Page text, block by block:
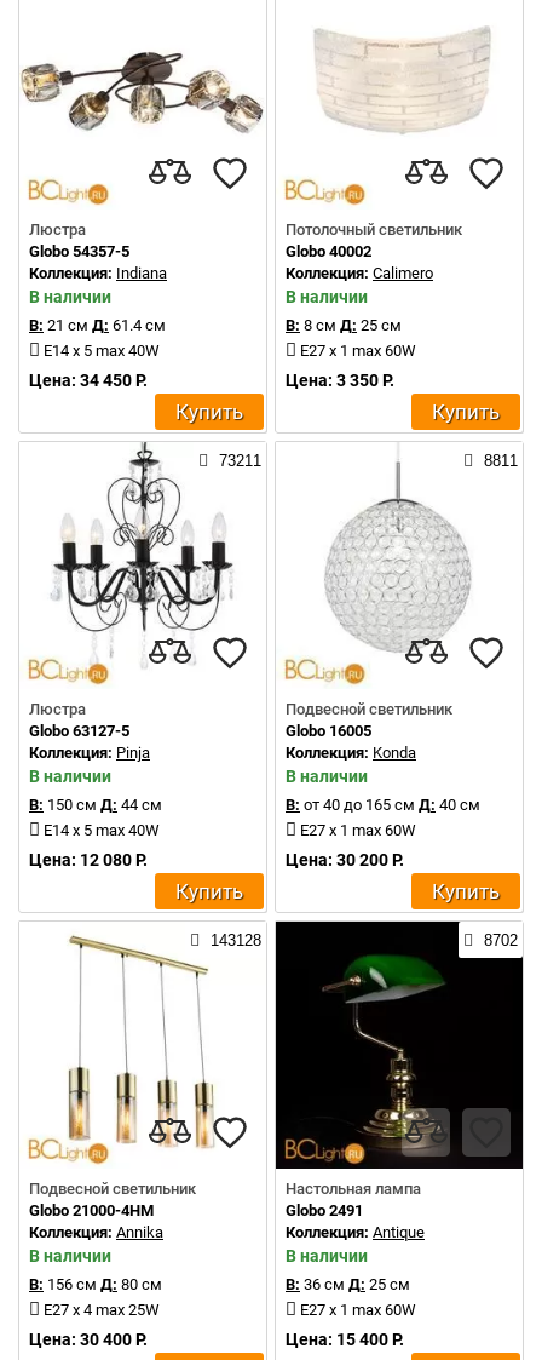
Люстра
Globo 54357-5
Коллекция: Indiana
В наличии
В: 21 см Д: 61.4 см
E14 x 5 max 40W
Цена: 34 450 Р.
Купить
Потолочный светильник
Globo 40002
Коллекция: Calimero
В наличии
В: 8 см Д: 25 см
E27 x 1 max 60W
Цена: 3 350 Р.
Купить
73211
Люстра
Globo 63127-5
Коллекция: Pinja
В наличии
В: 150 см Д: 44 см
E14 x 5 max 40W
Цена: 12 080 Р.
Купить
8811
Подвесной светильник
Globo 16005
Коллекция: Konda
В наличии
В: от 40 до 165 см Д: 40 см
E27 x 1 max 60W
Цена: 30 200 Р.
Купить
143128
Подвесной светильник
Globo 21000-4HM
Коллекция: Annika
В наличии
В: 156 см Д: 80 см
E27 x 4 max 25W
Цена: 30 400 Р.
8702
Настольная лампа
Globo 2491
Коллекция: Antique
В наличии
В: 36 см Д: 25 см
E27 x 1 max 60W
Цена: 15 400 Р.